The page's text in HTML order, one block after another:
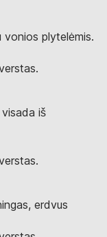
vonios plytelėmis.
iš
erdvus